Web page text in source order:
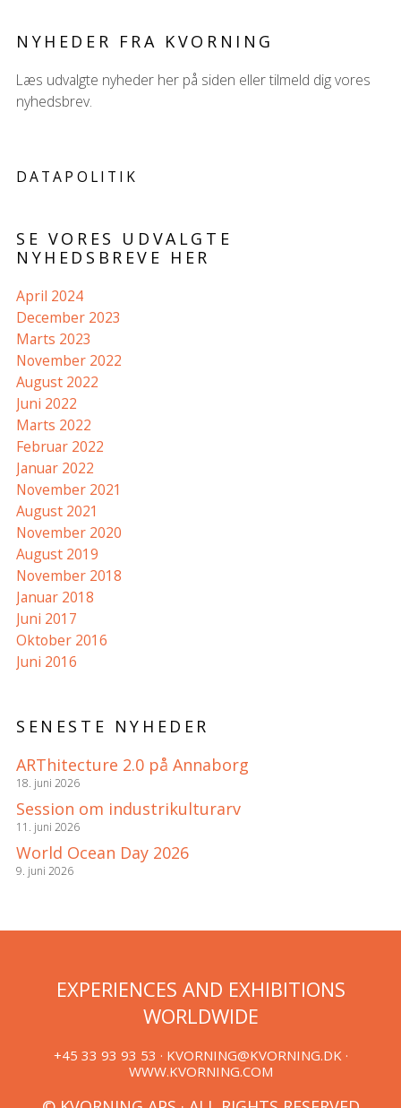
NYHEDER FRA KVORNING
Læs udvalgte nyheder her på siden eller tilmeld dig vores
nyhedsbrev.
DATAPOLITIK
SE VORES UDVALGTE
NYHEDSBREVE HER
April 2024
December 2023
Marts 2023
November 2022
August 2022
Juni 2022
Marts 2022
Februar 2022
Januar 2022
November 2021
August 2021
November 2020
August 2019
November 2018
Januar 2018
Juni 2017
Oktober 2016
Juni 2016
SENESTE NYHEDER
ARThitecture 2.0 på Annaborg
18. juni 2026
Session om industrikulturarv
11. juni 2026
World Ocean Day 2026
9. juni 2026
EXPERIENCES AND EXHIBITIONS
WORLDWIDE
+45 33 93 93 53 · KVORNING@KVORNING.DK·
WWW.KVORNING.COM